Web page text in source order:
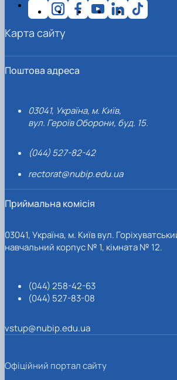
Поштова адреса
03041, Україна, м. Київ,
вул. Героїв Оборони, буд. 15.
(044) 527-82-42
rectorat@nubip.edu.ua
Приймальна комісія
03041, Україна, м. Київ вул.
навчальний корпус № 1, кімната № 12.
(044) 258-42-63
(044) 527-83-08
vstup@nubip.edu.ua
Карта сайту
Офіційний портал сайту